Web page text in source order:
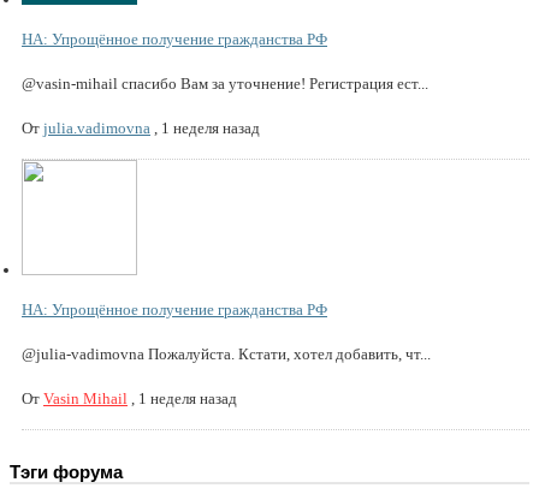
НА: Упрощённое получение гражданства РФ
@vasin-mihail спасибо Вам за уточнение! Регистрация ест...
От julia.vadimovna , 1 неделя назад
НА: Упрощённое получение гражданства РФ
@julia-vadimovna Пожалуйста. Кстати, хотел добавить, чт...
От Vasin Mihail , 1 неделя назад
Тэги форума